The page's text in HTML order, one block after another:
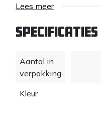
Lees meer
Specificaties
Aantal in
verpakking
Kleur